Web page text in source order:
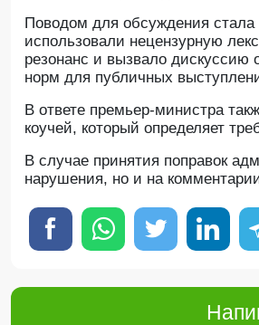
Поводом для обсуждения стала
использовали нецензурную
резонанс и вызвало дискуссию
норм для публичных
В ответе премьер-министра
коучей, который определяет
В случае принятия поправок
нарушения, но и на